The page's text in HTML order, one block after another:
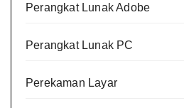
Perangkat Lunak Adobe
Perangkat Lunak PC
Perekaman Layar